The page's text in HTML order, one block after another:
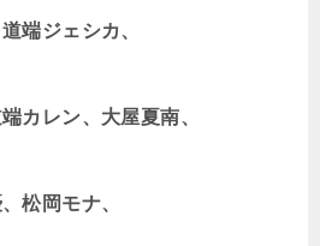
端ジェシカ、
カレン、大屋夏南、
松岡モナ、